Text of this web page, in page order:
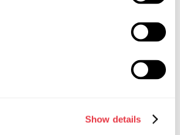
Show details
terminales L/IG/FR